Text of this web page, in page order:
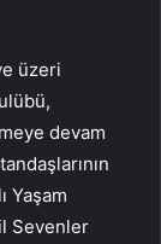
üzeri
devam
Yaşam
Sevenler